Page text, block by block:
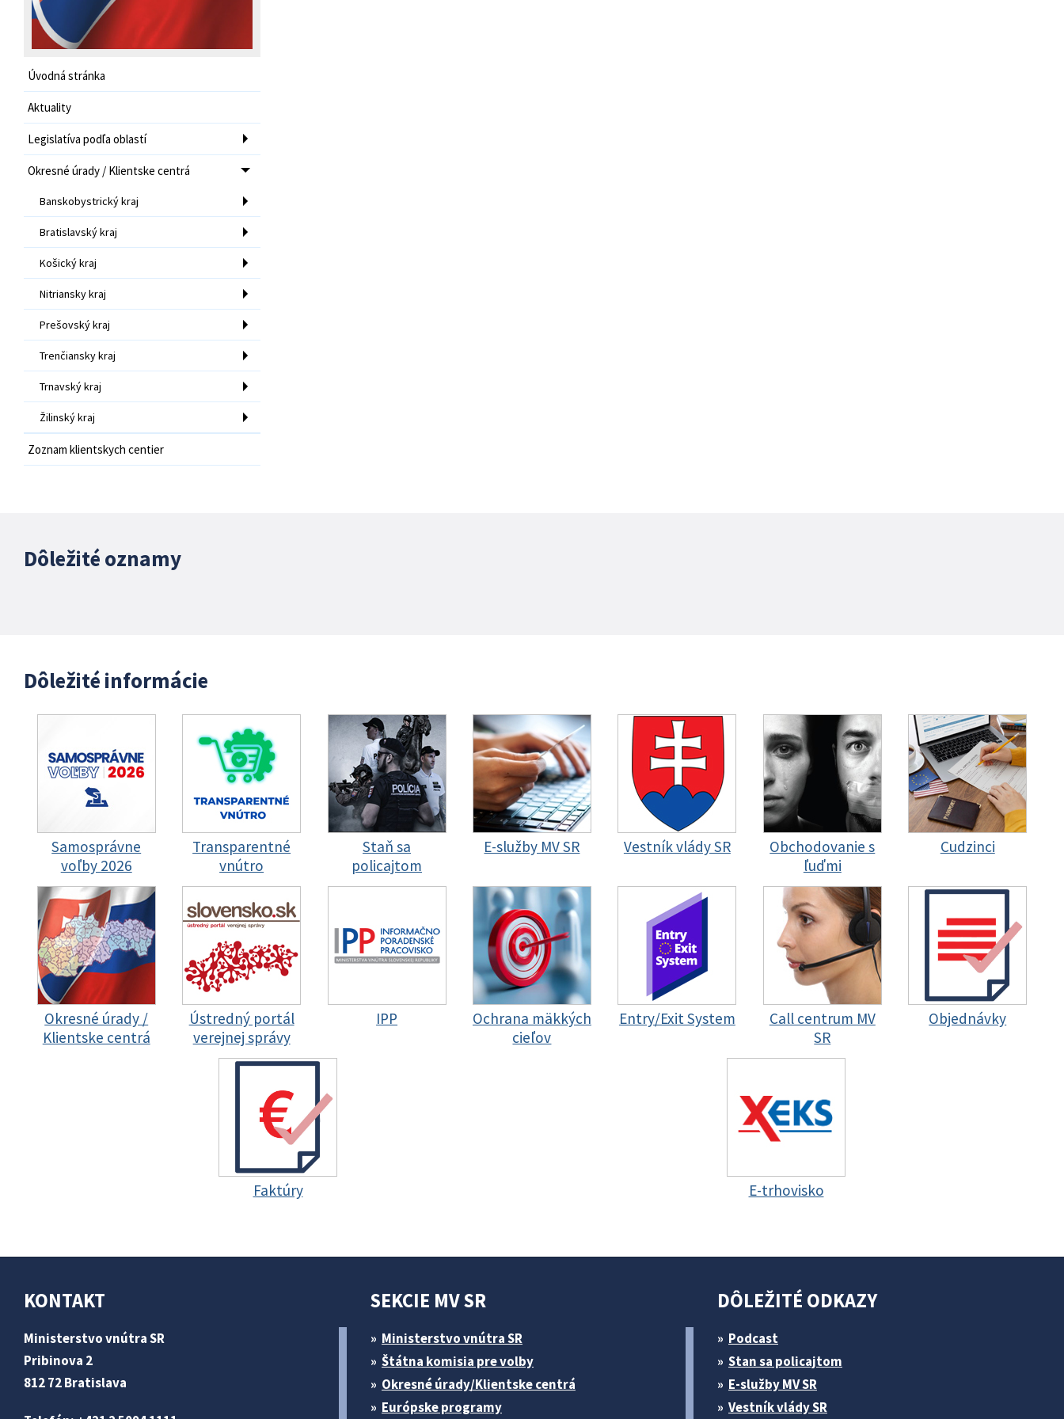
Úvodná stránka
Aktuality
Legislatíva podľa oblastí
Okresné úrady / Klientske centrá
Banskobystrický kraj
Bratislavský kraj
Košický kraj
Nitriansky kraj
Prešovský kraj
Trenčiansky kraj
Trnavský kraj
Žilinský kraj
Zoznam klientskych centier
Dôležité oznamy
Dôležité informácie
Samosprávne
voľby 2026
Transparentné
vnútro
Staň sa
policajtom
E-služby MV SR Vestník vlády SR
Obchodovanie s
ľuďmi
Cudzinci
Okresné úrady /
Klientske centrá
Ústredný portál
verejnej správy
IPP
Ochrana mäkkých
cieľov
Entry/Exit System
Call centrum MV
SR
Objednávky
Faktúry E-trhovisko
KONTAKT
Ministerstvo vnútra SR
Pribinova 2
812 72 Bratislava
SEKCIE MV SR
Ministerstvo vnútra SR
Štátna komisia pre volby
Okresné úrady/Klientske centrá
Európske programy
DÔLEŽITÉ ODKAZY
Podcast
Stan sa policajtom
E-služby MV SR
Vestník vlády SR